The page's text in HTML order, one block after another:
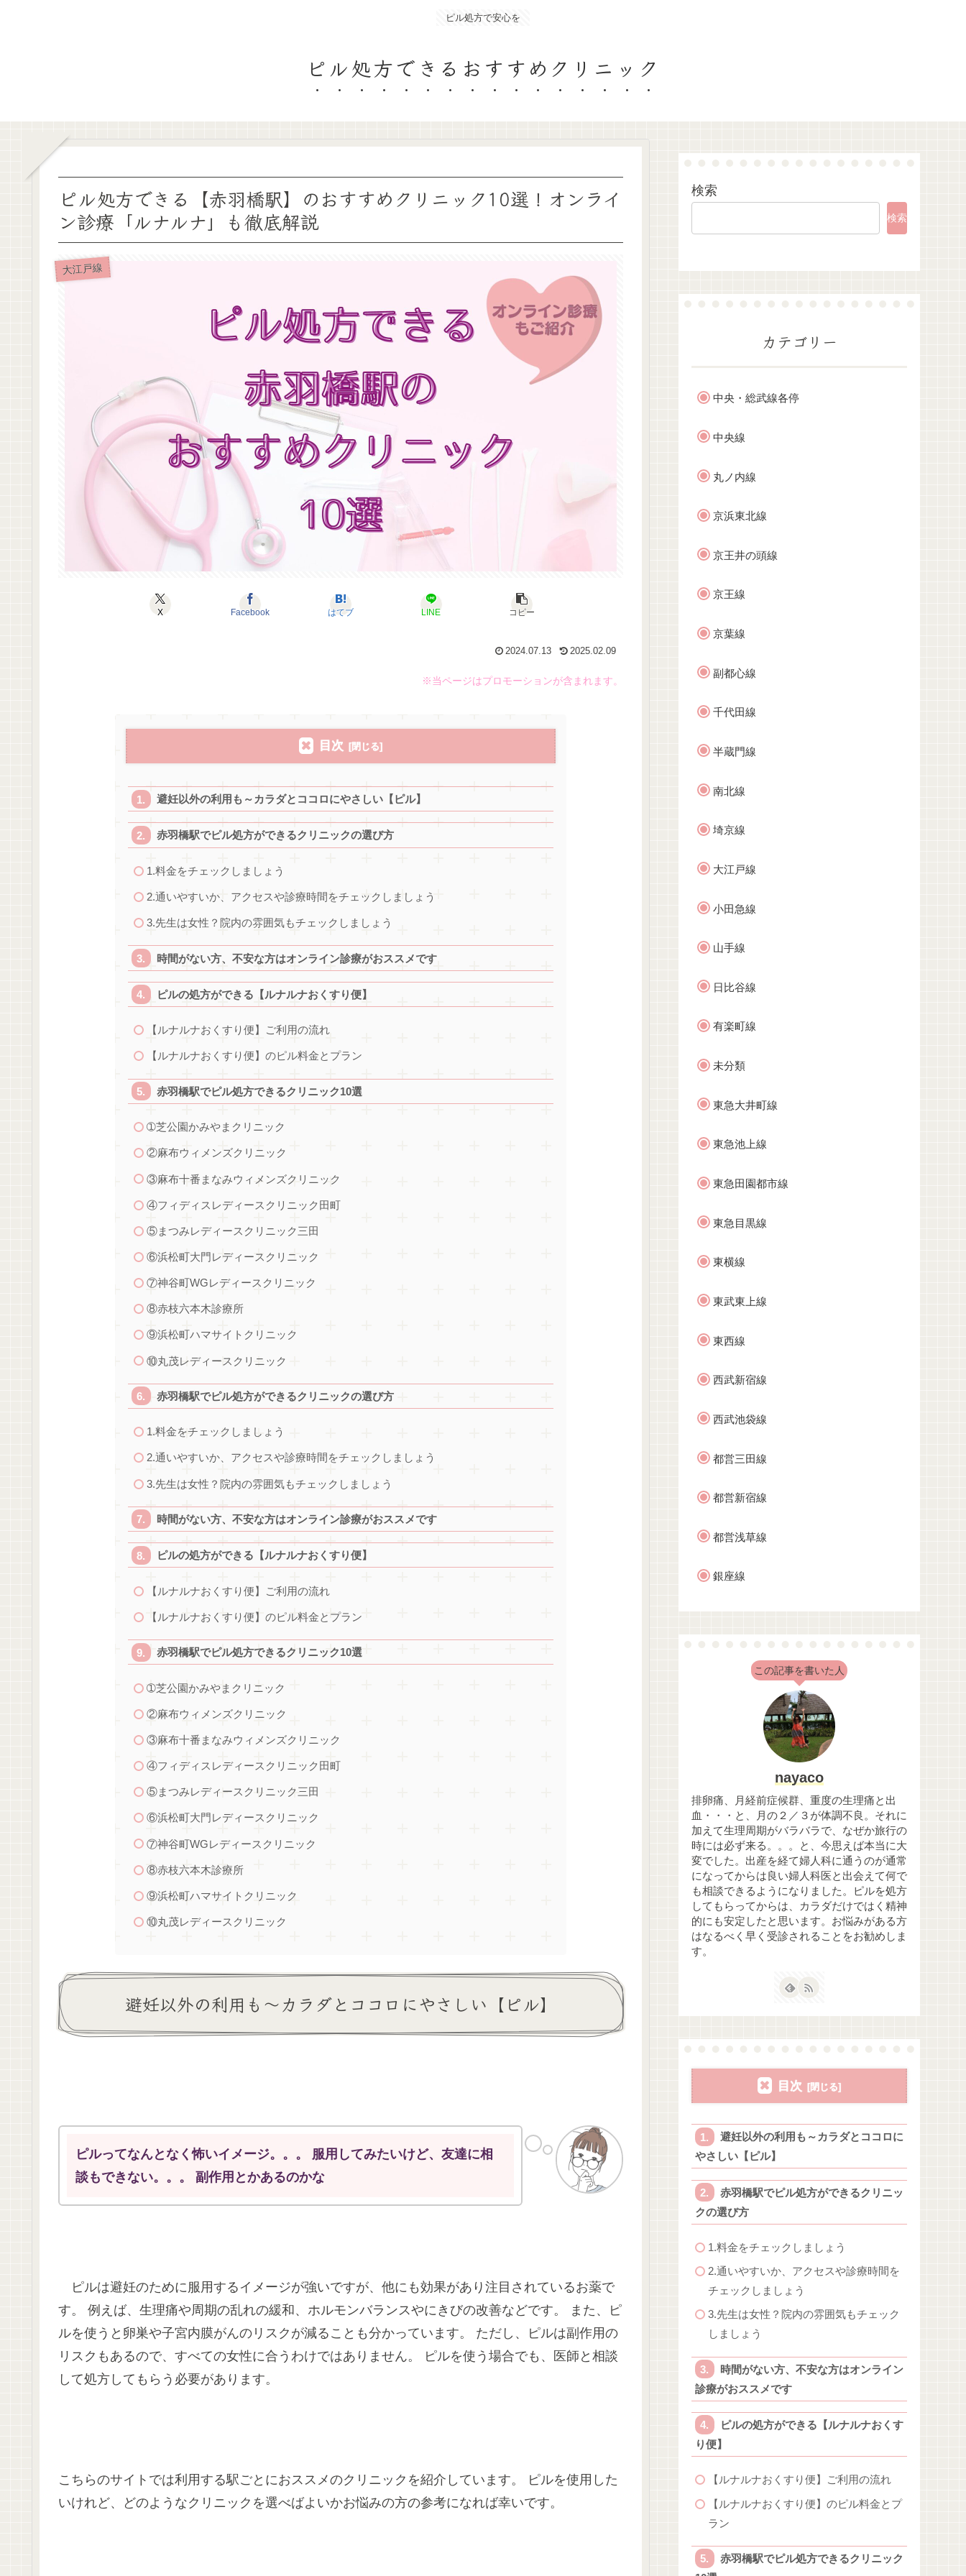
ピル処方で安心を
ピル処方できるおすすめクリニック
ピル処方できる【赤羽橋駅】のおすすめクリニック10選！オンライ
ン診療「ルナルナ」も徹底解説
大江戸線
X Facebook はてブ LINE コピー
2024.07.13 2025.02.09
※当ページはプロモーションが含まれます。
目次
避妊以外の利用も～カラダとココロにやさしい【ピル】
赤羽橋駅でピル処方ができるクリニックの選び方
1.料金をチェックしましょう
2.通いやすいか、アクセスや診療時間をチェックしましょう
3.先生は女性？院内の雰囲気もチェックしましょう
時間がない方、不安な方はオンライン診療がおススメです
ピルの処方ができる【ルナルナおくすり便】
【ルナルナおくすり便】ご利用の流れ
【ルナルナおくすり便】のピル料金とプラン
赤羽橋駅でピル処方できるクリニック10選
➀芝公園かみやまクリニック
②麻布ウィメンズクリニック
③麻布十番まなみウィメンズクリニック
④フィディスレディースクリニック田町
⑤まつみレディースクリニック三田
⑥浜松町大門レディースクリニック
⑦神谷町WGレディースクリニック
⑧赤枝六本木診療所
⑨浜松町ハマサイトクリニック
⑩丸茂レディースクリニック
赤羽橋駅でピル処方ができるクリニックの選び方
1.料金をチェックしましょう
2.通いやすいか、アクセスや診療時間をチェックしましょう
3.先生は女性？院内の雰囲気もチェックしましょう
時間がない方、不安な方はオンライン診療がおススメです
ピルの処方ができる【ルナルナおくすり便】
【ルナルナおくすり便】ご利用の流れ
【ルナルナおくすり便】のピル料金とプラン
赤羽橋駅でピル処方できるクリニック10選
➀芝公園かみやまクリニック
②麻布ウィメンズクリニック
③麻布十番まなみウィメンズクリニック
④フィディスレディースクリニック田町
⑤まつみレディースクリニック三田
⑥浜松町大門レディースクリニック
⑦神谷町WGレディースクリニック
⑧赤枝六本木診療所
⑨浜松町ハマサイトクリニック
⑩丸茂レディースクリニック
避妊以外の利用も～カラダとココロにやさしい【ピル】
ピルってなんとなく怖いイメージ。。。 服用してみたいけど、友達に相
談もできない。。。 副作用とかあるのかな
ピルは避妊のために服用するイメージが強いですが、他にも効果があり注目されているお薬で
す。 例えば、生理痛や周期の乱れの緩和、ホルモンバランスやにきびの改善などです。 また、ピ
ルを使うと卵巣や子宮内膜がんのリスクが減ることも分かっています。 ただし、ピルは副作用の
リスクもあるので、すべての女性に合うわけではありません。 ピルを使う場合でも、医師と相談
して処方してもらう必要があります。
こちらのサイトでは利用する駅ごとにおススメのクリニックを紹介しています。 ピルを使用した
いけれど、どのようなクリニックを選べばよいかお悩みの方の参考になれば幸いです。
検索
検索
カテゴリー
中央・総武線各停
中央線
丸ノ内線
京浜東北線
京王井の頭線
京王線
京葉線
副都心線
千代田線
半蔵門線
南北線
埼京線
大江戸線
小田急線
山手線
日比谷線
有楽町線
未分類
東急大井町線
東急池上線
東急田園都市線
東急目黒線
東横線
東武東上線
東西線
西武新宿線
西武池袋線
都営三田線
都営新宿線
都営浅草線
銀座線
この記事を書いた人
nayaco
排卵痛、月経前症候群、重度の生理痛と出
血・・・と、月の２／３が体調不良。それに
加えて生理周期がバラバラで、なぜか旅行の
時には必ず来る。。。と、今思えば本当に大
変でした。出産を経て婦人科に通うのが通常
になってからは良い婦人科医と出会えて何で
も相談できるようになりました。ピルを処方
してもらってからは、カラダだけではく精神
的にも安定したと思います。お悩みがある方
はなるべく早く受診されることをお勧めしま
す。
目次
避妊以外の利用も～カラダとココロに
やさしい【ピル】
赤羽橋駅でピル処方ができるクリニッ
クの選び方
1.料金をチェックしましょう
2.通いやすいか、アクセスや診療時間を
チェックしましょう
3.先生は女性？院内の雰囲気もチェック
しましょう
時間がない方、不安な方はオンライン
診療がおススメです
ピルの処方ができる【ルナルナおくす
り便】
【ルナルナおくすり便】ご利用の流れ
【ルナルナおくすり便】のピル料金とプ
ラン
赤羽橋駅でピル処方できるクリニック